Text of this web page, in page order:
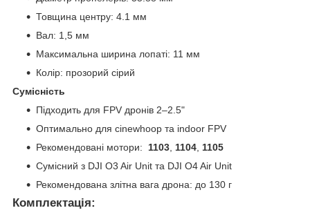
Товщина центру: 4.1 мм
Вал: 1,5 мм
Максимальна ширина лопаті: 11 мм
Колір: прозорий сірий
Сумісність
Підходить для FPV дронів 2–2.5"
Оптимально для cinewhoop та indoor FPV
Рекомендовані мотори: 1103 1104 1105
Сумісний з DJI O3 Air Unit та DJI O4 Air Unit
Рекомендована злітна вага дрона: до 130 г
Комплектація: